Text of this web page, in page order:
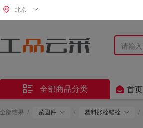
北京
 全部商品分类  首页
全部结果 / 紧固件 / 塑料胀栓锚栓 /